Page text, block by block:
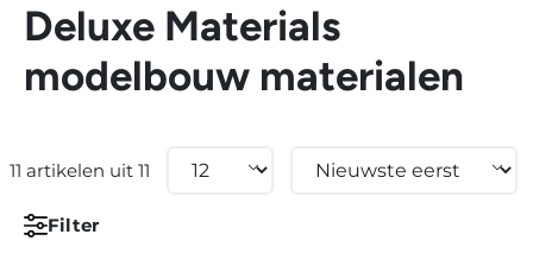
Deluxe Materials
modelbouw materialen
11 artikelen uit 11
Filter